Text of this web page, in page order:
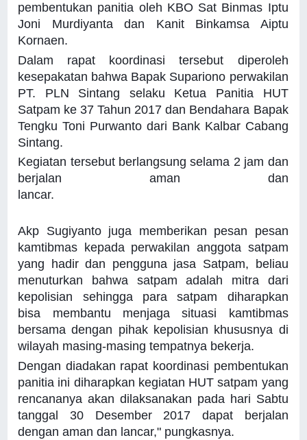
pembentukan panitia oleh KBO Sat Binmas Iptu
Joni Murdiyanta dan Kanit Binkamsa Aiptu
Kornaen.
Dalam rapat koordinasi tersebut diperoleh
kesepakatan bahwa Bapak Supariono perwakilan
PT. PLN Sintang selaku Ketua Panitia HUT
Satpam ke 37 Tahun 2017 dan Bendahara Bapak
Tengku Toni Purwanto dari Bank Kalbar Cabang
Sintang.
Kegiatan tersebut berlangsung selama 2 jam dan
berjalan aman dan
lancar.
Akp Sugiyanto juga memberikan pesan pesan
kamtibmas kepada perwakilan anggota satpam
yang hadir dan pengguna jasa Satpam, beliau
menuturkan bahwa satpam adalah mitra dari
kepolisian sehingga para satpam diharapkan
bisa membantu menjaga situasi kamtibmas
bersama dengan pihak kepolisian khususnya di
wilayah masing-masing tempatnya bekerja.
Dengan diadakan rapat koordinasi pembentukan
panitia ini diharapkan kegiatan HUT satpam yang
rencananya akan dilaksanakan pada hari Sabtu
tanggal 30 Desember 2017 dapat berjalan
dengan aman dan lancar," pungkasnya.